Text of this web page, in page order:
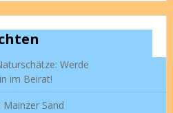
Werde
im Beirat!
Sand